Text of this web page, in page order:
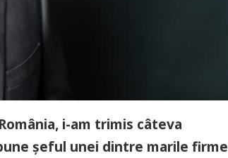
i-am trimis câteva
șeful unei dintre marile firme